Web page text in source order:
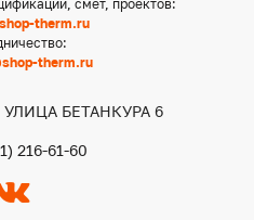
смет, проектов:
therm.ru
therm.ru
БЕТАНКУРА 6
216-61-60